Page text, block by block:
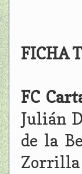
FICHA
FC
Julián
de la
Zorrilla